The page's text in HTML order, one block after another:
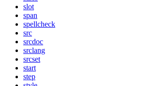
slot
span
spellcheck
src
srcdoc
srclang
srcset
start
step